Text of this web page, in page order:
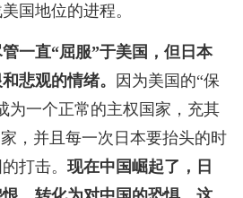
国地位的进程。
一直“屈服”于美国，但日本
悲观的情绪。
因为美国的“保
为一个正常的主权国家，充其
，并且每一次日本要抬头的时
打击。 现在中国崛起了，日